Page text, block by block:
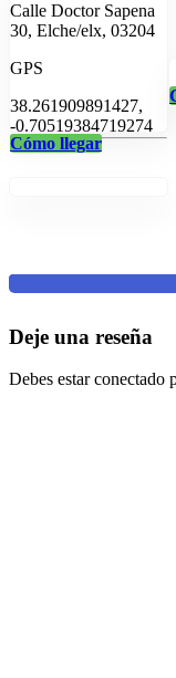
Calle Doctor Sapena
30, Elche/elx, 03204
GPS
38.261909891427,
-0.70519384719274
Cómo llegar
Deje una reseña
Debes estar conectado